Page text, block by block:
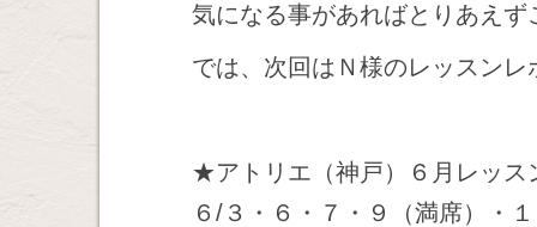
気になる事があればとりあえず
では、次回はＮ様のレッスンレ
★アトリエ（神戸）６月レッ
６/３・６・７・９（満席）・